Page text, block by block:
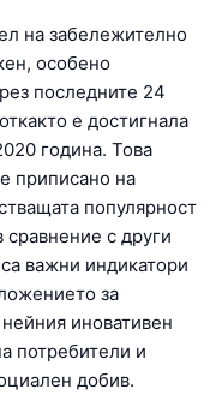
на забележително
особено
последните 24
е достигнала
година. Това
приписано на
популярност
с други
важни индикатори
за
иновативен
потребители и
добив.